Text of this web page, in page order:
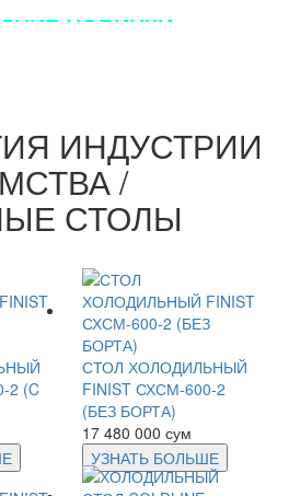
НОВИНКИ
ИНДУСТРИИ
/
СТОЛЫ
2 (C
СТОЛ ХОЛОДИЛЬНЫЙ
FINIST СХСМ-600-2
(БЕЗ БОРТА)
17 480 000 сум
УЗНАТЬ БОЛЬШЕ